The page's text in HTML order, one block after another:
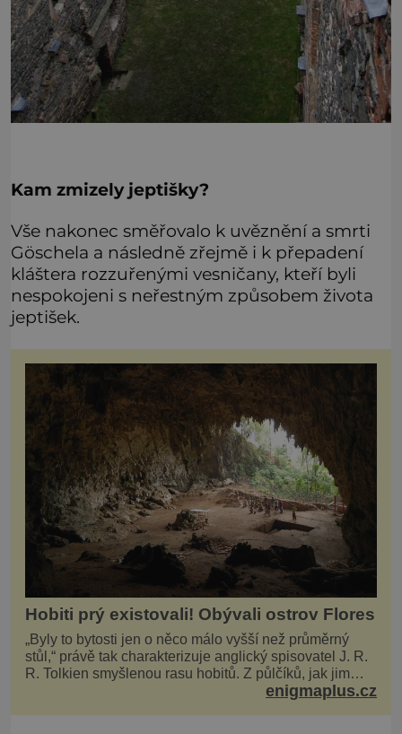
Kam zmizely jeptišky?
Vše nakonec směřovalo k uvěznění a smrti
Göschela a následně zřejmě i k přepadení
kláštera rozzuřenými vesničany, kteří byli
nespokojeni s neřestným způsobem života
jeptišek.
Hobiti prý existovali! Obývali ostrov Flores
„Byly to bytosti jen o něco málo vyšší než průměrný
stůl,“ právě tak charakterizuje anglický spisovatel J. R.
R. Tolkien smyšlenou rasu hobitů. Z půlčíků, jak jim
říká, následně udělá hlavní hrdiny svých slavných
enigmaplus.cz